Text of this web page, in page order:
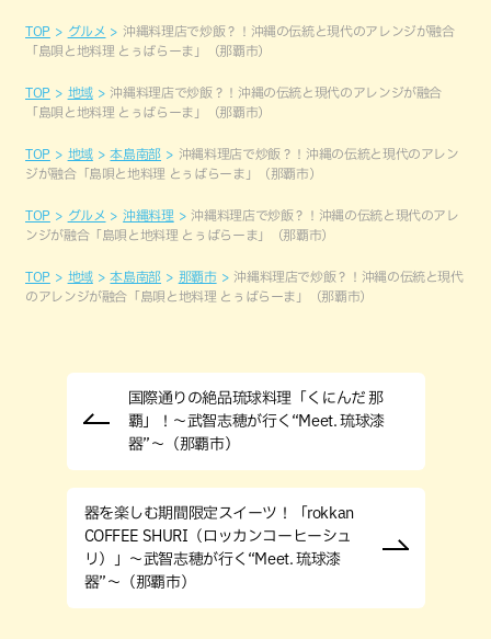
TOP グルメ
沖縄料理店で炒飯？！沖縄の伝統と現代のアレンジが融合
「島唄と地料理 とぅばらーま」（那覇市）
TOP 地域
沖縄料理店で炒飯？！沖縄の伝統と現代のアレンジが融合
「島唄と地料理 とぅばらーま」（那覇市）
TOP 地域 本島南部
沖縄料理店で炒飯？！沖縄の伝統と現代のアレン
ジが融合「島唄と地料理 とぅばらーま」（那覇市）
TOP グルメ 沖縄料理
沖縄料理店で炒飯？！沖縄の伝統と現代のアレ
ンジが融合「島唄と地料理 とぅばらーま」（那覇市）
TOP 地域 本島南部 那覇市
沖縄料理店で炒飯？！沖縄の伝統と現代
のアレンジが融合「島唄と地料理 とぅばらーま」（那覇市）
国際通りの絶品琉球料理「くにんだ 那
覇」！〜武智志穂が行く“Meet. 琉球漆
器”〜（那覇市）
器を楽しむ期間限定スイーツ！「rokkan
COFFEE SHURI（ロッカンコーヒーシュ
リ）」〜武智志穂が行く“Meet. 琉球漆
器”〜（那覇市）